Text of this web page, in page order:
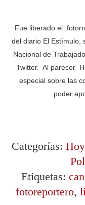
Fue liberado el
del diario El Estímulo,
Nacional de
Twitter. Al parecer
especial sobre las
poder
Categorías:
Etiquetas:
fotoreportero,